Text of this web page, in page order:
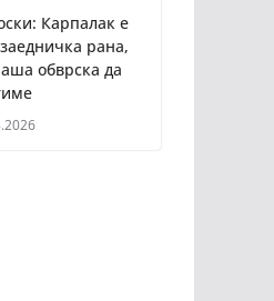
Карпалак е
рана,
обврска да